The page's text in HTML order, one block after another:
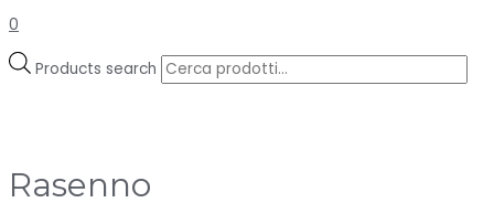
0
Products search
Rasenno